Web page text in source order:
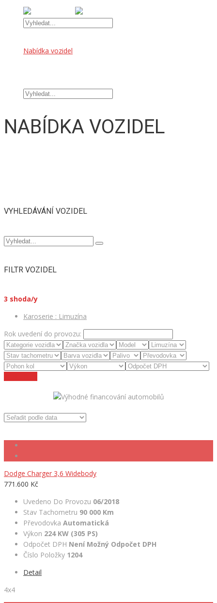
Nabídka vozidel
NABÍDKA VOZIDEL
VYHLEDÁVÁNÍ VOZIDEL
FILTR VOZIDEL
3 shoda/y
Karoserie : Limuzína
Rok uvedení do provozu:
Dodge Charger 3,6 Widebody
771.600 Kč
Uvedeno Do Provozu 06/2018
Stav Tachometru 90 000 Km
Převodovka Automatická
Výkon 224 KW (305 PS)
Odpočet DPH Není Možný Odpočet DPH
Číslo Položky 1204
Detail
4x4